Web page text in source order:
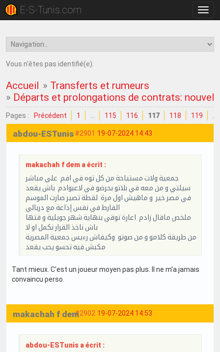
la
E-S-Tunis.com
Vous n'êtes pas identifié(e).
Accueil » Transferts et rumeurs
» Départs et prolongations de contrats:
Pages : Précédent 1 115 116 117 118 119
#2901 19-07-2024 14:43
abdou-ESTunis
makachah f dem a écrit :
جمعية ولات مستياحة من كل توه في افم علي مباشر
سيلتي و من معه في بلاتو بحرضو في لاعبوادم باش يقعد
في مصر خير و ماهيش اول مرة لقطة تصير صارت الموسم
الفارط في نفس إذاعة مع دربالي
ملخص ماقال زادم اعارة توقي بنهاية شهر جويلية و قتها
باش ناخذ القرار نكمل او لا
من طريقة كلامو و من صوتو وكيفاش رءيس جمعية المصرية
مكبش فيه تحسو يحب يقعد
Tant mieux. C'est un joueur moyen pas plus. Il ne m'a jamais
convaincu perso.
#2902 19-07-2024 14:53
makachah f dem
abdou-ESTunis a écrit :